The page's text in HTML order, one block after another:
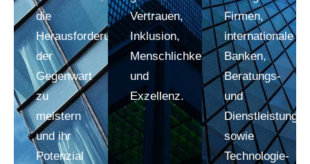
die
Herausforderungen
der
Gegenwart
zu
meistern
und ihr
Potenzial
Vertrauen,
Inklusion,
Menschlichkeit
und
Exzellenz.
Firmen,
internationale
Banken,
Beratungs-
und
sowie
Technologie-